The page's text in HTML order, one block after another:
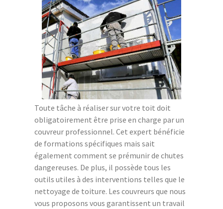
Toute tâche à réaliser sur votre toit doit
obligatoirement être prise en charge par un
couvreur professionnel. Cet expert bénéficie
de formations spécifiques mais sait
également comment se prémunir de chutes
dangereuses. De plus, il possède tous les
outils utiles à des interventions telles que le
nettoyage de toiture. Les couvreurs que nous
vous proposons vous garantissent un travail